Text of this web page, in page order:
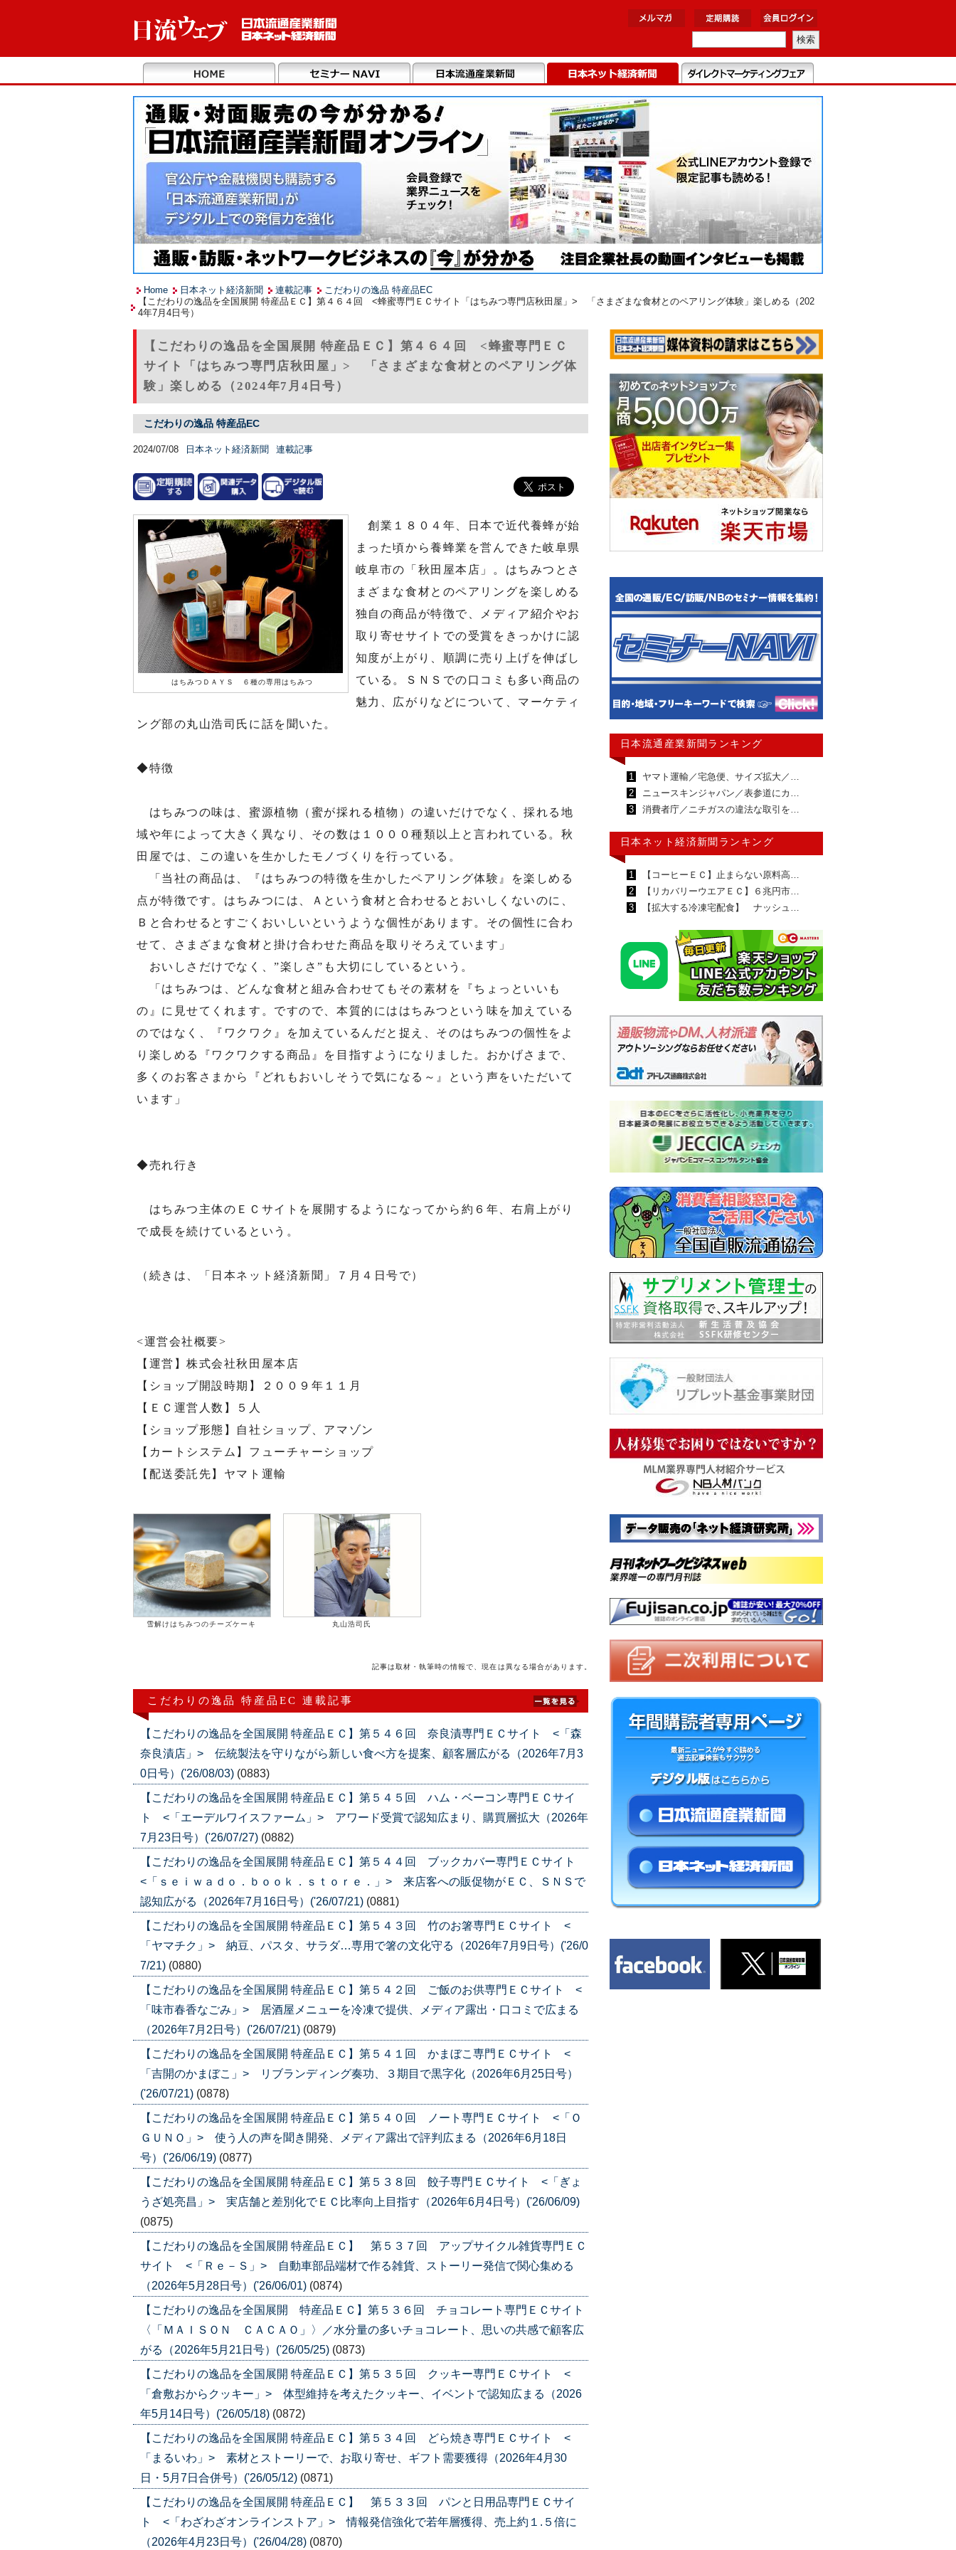
Home 日本ネット経済新聞 連載記事
こだわりの逸品 特産品EC
【こだわりの逸品を全国展開 特産品ＥＣ】第４６４回 <蜂蜜専門ＥＣサイト「はちみつ専門店秋田屋」> 「さまざまな食材とのペアリング体験」楽しめる（202
4年7月4日号）
【こだわりの逸品を全国展開 特産品ＥＣ】第４６４回 <蜂蜜専門ＥＣ
サイト「はちみつ専門店秋田屋」> 「さまざまな食材とのペアリング体
験」楽しめる（2024年7月4日号）
こだわりの逸品 特産品EC
2024/07/08 日本ネット経済新聞 連載記事
はちみつＤＡＹＳ ６種の専用はちみつ
創業１８０４年、日本で近代養蜂が始
まった頃から養蜂業を営んできた岐阜県
岐阜市の「秋田屋本店」。はちみつとさ
まざまな食材とのペアリングを楽しめる
独自の商品が特徴で、メディア紹介やお
取り寄せサイトでの受賞をきっかけに認
知度が上がり、順調に売り上げを伸ばし
ている。ＳＮＳでの口コミも多い商品の
魅力、広がりなどについて、マーケティ
ング部の丸山浩司氏に話を聞いた。
◆特徴
はちみつの味は、蜜源植物（蜜が採れる植物）の違いだけでなく、採れる地
域や年によって大きく異なり、その数は１０００種類以上と言われている。秋
田屋では、この違いを生かしたモノづくりを行っている。
「当社の商品は、『はちみつの特徴を生かしたペアリング体験』を楽しめる
点が特徴です。はちみつには、Ａという食材と合わせるとおいしくないのに、
Ｂと合わせるとすごくおいしいというような個性があります。その個性に合わ
せて、さまざまな食材と掛け合わせた商品を取りそろえています」
おいしさだけでなく、”楽しさ”も大切にしているという。
「はちみつは、どんな食材と組み合わせてもその素材を『ちょっといいも
の』に見せてくれます。ですので、本質的にははちみつという味を加えている
のではなく、『ワクワク』を加えているんだと捉え、そのはちみつの個性をよ
り楽しめる『ワクワクする商品』を目指すようになりました。おかげさまで、
多くのお客さまから『どれもおいしそうで気になる～』という声をいただいて
います」
◆売れ行き
はちみつ主体のＥＣサイトを展開するようになってから約６年、右肩上がり
で成長を続けているという。
（続きは、「日本ネット経済新聞」７月４日号で）
<運営会社概要>
【運営】株式会社秋田屋本店
【ショップ開設時期】２００９年１１月
【ＥＣ運営人数】５人
【ショップ形態】自社ショップ、アマゾン
【カートシステム】フューチャーショップ
【配送委託先】ヤマト運輸
雪解けはちみつのチーズケーキ 丸山浩司氏
記事は取材・執筆時の情報で、現在は異なる場合があります。
こだわりの逸品 特産品EC 連載記事
【こだわりの逸品を全国展開 特産品ＥＣ】第５４６回 奈良漬専門ＥＣサイト <「森
奈良漬店」> 伝統製法を守りながら新しい食べ方を提案、顧客層広がる（2026年7月3
0日号）('26/08/03) (0883)
【こだわりの逸品を全国展開 特産品ＥＣ】第５４５回 ハム・ベーコン専門ＥＣサイ
ト <「エーデルワイスファーム」> アワード受賞で認知広まり、購買層拡大（2026年
7月23日号）('26/07/27) (0882)
【こだわりの逸品を全国展開 特産品ＥＣ】第５４４回 ブックカバー専門ＥＣサイト
<「ｓｅｉｗａｄｏ．ｂｏｏｋ．ｓｔｏｒｅ．」> 来店客への販促物がＥＣ、ＳＮＳで
認知広がる（2026年7月16日号）('26/07/21) (0881)
【こだわりの逸品を全国展開 特産品ＥＣ】第５４３回 竹のお箸専門ＥＣサイト <
「ヤマチク」> 納豆、パスタ、サラダ…専用で箸の文化守る（2026年7月9日号）('26/0
7/21) (0880)
【こだわりの逸品を全国展開 特産品ＥＣ】第５４２回 ご飯のお供専門ＥＣサイト <
「味市春香なごみ」> 居酒屋メニューを冷凍で提供、メディア露出・口コミで広まる
（2026年7月2日号）('26/07/21) (0879)
【こだわりの逸品を全国展開 特産品ＥＣ】第５４１回 かまぼこ専門ＥＣサイト <
「吉開のかまぼこ」> リブランディング奏功、３期目で黒字化（2026年6月25日号）
('26/07/21) (0878)
【こだわりの逸品を全国展開 特産品ＥＣ】第５４０回 ノート専門ＥＣサイト <「Ｏ
ＧＵＮＯ」> 使う人の声を聞き開発、メディア露出で評判広まる（2026年6月18日
号）('26/06/19) (0877)
【こだわりの逸品を全国展開 特産品ＥＣ】第５３８回 餃子専門ＥＣサイト <「ぎょ
うざ処亮昌」> 実店舗と差別化でＥＣ比率向上目指す（2026年6月4日号）('26/06/09)
(0875)
【こだわりの逸品を全国展開 特産品ＥＣ】 第５３７回 アップサイクル雑貨専門ＥＣ
サイト <「Ｒｅ－Ｓ」> 自動車部品端材で作る雑貨、ストーリー発信で関心集める
（2026年5月28日号）('26/06/01) (0874)
【こだわりの逸品を全国展開 特産品ＥＣ】第５３６回 チョコレート専門ＥＣサイト
〈「ＭＡＩＳＯＮ ＣＡＣＡＯ」〉／水分量の多いチョコレート、思いの共感で顧客広
がる（2026年5月21日号）('26/05/25) (0873)
【こだわりの逸品を全国展開 特産品ＥＣ】第５３５回 クッキー専門ＥＣサイト <
「倉敷おからクッキー」> 体型維持を考えたクッキー、イベントで認知広まる（2026
年5月14日号）('26/05/18) (0872)
【こだわりの逸品を全国展開 特産品ＥＣ】第５３４回 どら焼き専門ＥＣサイト <
「まるいわ」> 素材とストーリーで、お取り寄せ、ギフト需要獲得（2026年4月30
日・5月7日合併号）('26/05/12) (0871)
【こだわりの逸品を全国展開 特産品ＥＣ】 第５３３回 パンと日用品専門ＥＣサイ
ト <「わざわざオンラインストア」> 情報発信強化で若年層獲得、売上約１.５倍に
（2026年4月23日号）('26/04/28) (0870)
日本流通産業新聞ランキング
1
ヤマト運輸／宅急便、サイズ拡大／…
2
ニュースキンジャパン／表参道にカ…
3
消費者庁／ニチガスの違法な取引を…
日本ネット経済新聞ランキング
1
【コーヒーＥＣ】止まらない原料高…
2
【リカバリーウエアＥＣ】６兆円市…
3
【拡大する冷凍宅配食】 ナッシュ…